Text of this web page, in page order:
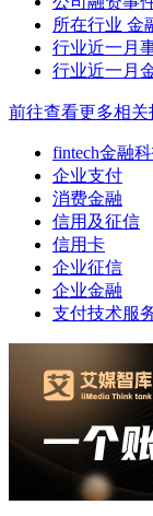
所在行业 金
行业近一月
行业近一月
前往查看更多相
fintech金融
企业支付
消费金融
信用及征信
信用卡
企业征信
企业金融
支付技术服